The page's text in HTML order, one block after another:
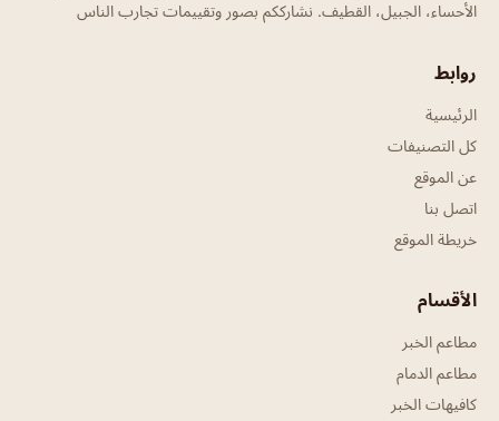
الأحساء، الجبيل، القطيف. نشارككم بصور وتقييمات تجارب الناس
روابط
الرئيسية
كل التصنيفات
عن الموقع
اتصل بنا
خريطة الموقع
الأقسام
مطاعم الخبر
مطاعم الدمام
كافيهات الخبر